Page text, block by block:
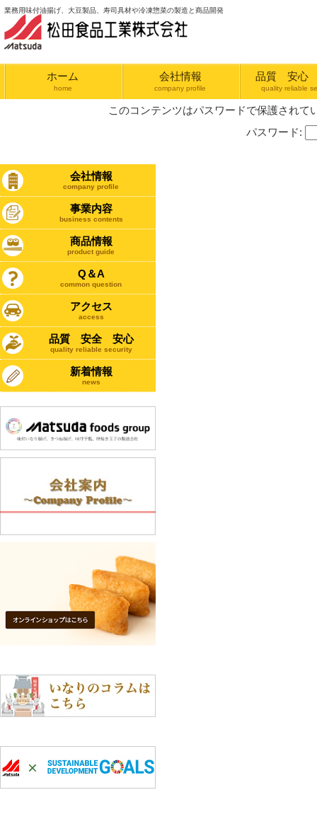
業務用味付油揚げ、大豆製品、寿司具材や冷凍惣菜の製造と商品開発
ホーム
home
会社情報
company profile
品質 安心
quality reliable
このコンテンツはパスワードで保護され
パスワード:
会社情報
company profile
事業内容
business contents
商品情報
product guide
Q＆A
common question
アクセス
access
品質 安全 安心
quality reliable security
新着情報
news